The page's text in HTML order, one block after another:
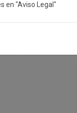
en "Aviso Legal"